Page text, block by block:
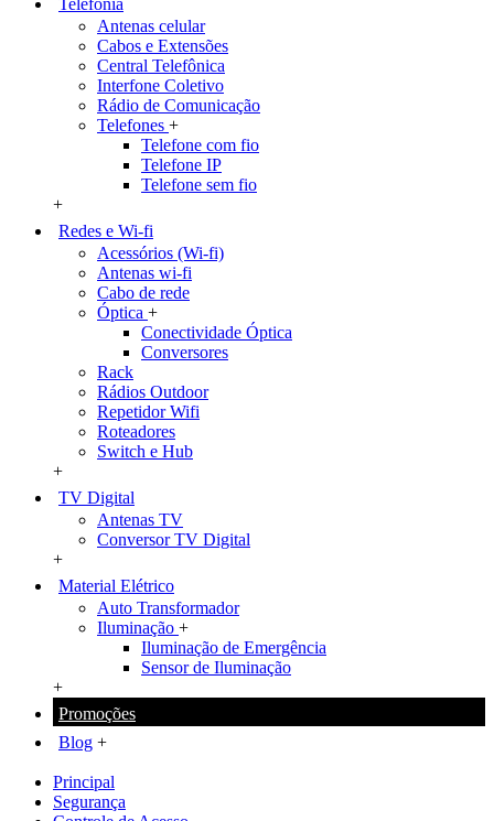
Telefonia
Antenas celular
Cabos e Extensões
Central Telefônica
Interfone Coletivo
Rádio de Comunicação
Telefones +
Telefone com fio
Telefone IP
Telefone sem fio
+
Redes e Wi-fi
Acessórios (Wi-fi)
Antenas wi-fi
Cabo de rede
Óptica +
Conectividade Óptica
Conversores
Rack
Rádios Outdoor
Repetidor Wifi
Roteadores
Switch e Hub
+
TV Digital
Antenas TV
Conversor TV Digital
+
Material Elétrico
Auto Transformador
Iluminação +
Iluminação de Emergência
Sensor de Iluminação
+
Promoções
Blog +
Principal
Segurança